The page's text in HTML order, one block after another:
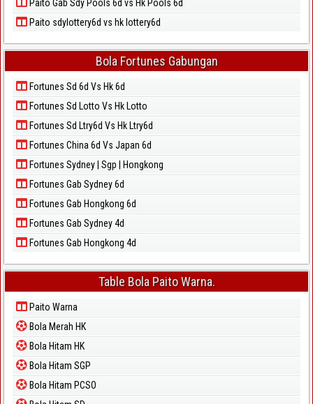
Paito Gab Sdy Pools 6d vs Hk Pools 6d
Paito sdylottery6d vs hk lottery6d
Bola Fortunes Gabungan
Fortunes Sd 6d Vs Hk 6d
Fortunes Sd Lotto Vs Hk Lotto
Fortunes Sd Ltry6d Vs Hk Ltry6d
Fortunes China 6d Vs Japan 6d
Fortunes Sydney | Sgp | Hongkong
Fortunes Gab Sydney 6d
Fortunes Gab Hongkong 6d
Fortunes Gab Sydney 4d
Fortunes Gab Hongkong 4d
Table Bola Paito Warna.
Paito Warna
Bola Merah HK
Bola Hitam HK
Bola Hitam SGP
Bola Hitam PCSO